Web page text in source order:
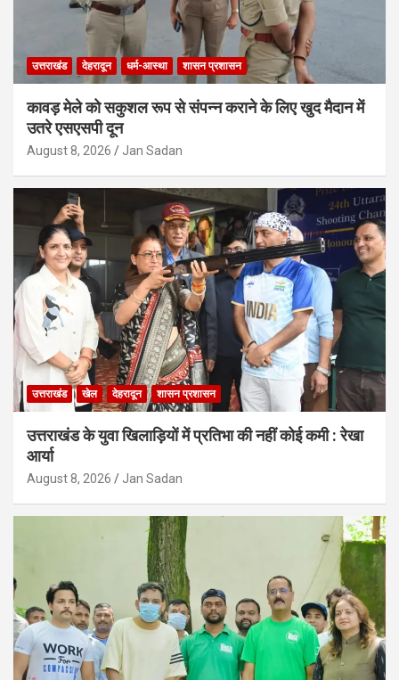
उत्तराखंड देहरादून धर्म-आस्था शासन प्रशासन
कावड़ मेले को सकुशल रूप से संपन्न कराने के लिए खुद मैदान में
उतरे एसएसपी दून
August 8, 2026 Jan Sadan
उत्तराखंड खेल देहरादून शासन प्रशासन
उत्तराखंड के युवा खिलाड़ियों में प्रतिभा की नहीं कोई कमी : रेखा
आर्या
August 8, 2026 Jan Sadan